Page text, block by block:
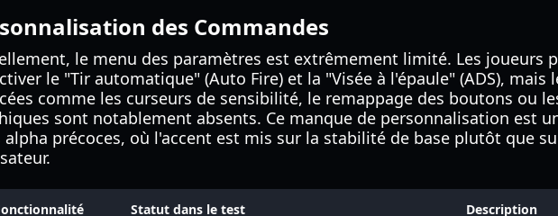
des Commandes
le menu des paramètres est extrêmement limité. Les joueurs
le "Tir automatique" (Auto Fire) et la "Visée à l'épaule" (ADS),
comme les curseurs de sensibilité, le remappage des boutons ou
sont notablement absents. Ce manque de personnalisation est
précoces, où l'accent est mis sur la stabilité de base plutôt que
Statut dans le test Description